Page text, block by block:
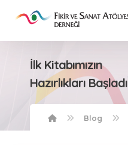
İlk Kitabımızın
Hazırlıkları Başladı
Blog